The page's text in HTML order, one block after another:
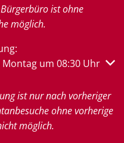
ist ohne
möglich.
Schließzeiten
um 08:30 Uhr
ist nur nach vorheriger
ohne vorherige
möglich.